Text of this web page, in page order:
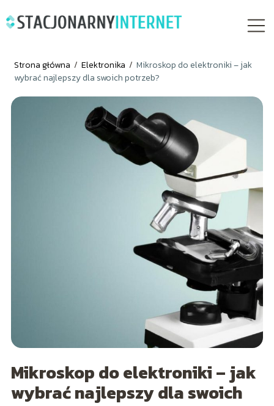
Strona główna / Elektronika / Mikroskop do elektroniki – jak
wybrać najlepszy dla swoich potrzeb?
Mikroskop do elektroniki – jak
wybrać najlepszy dla swoich